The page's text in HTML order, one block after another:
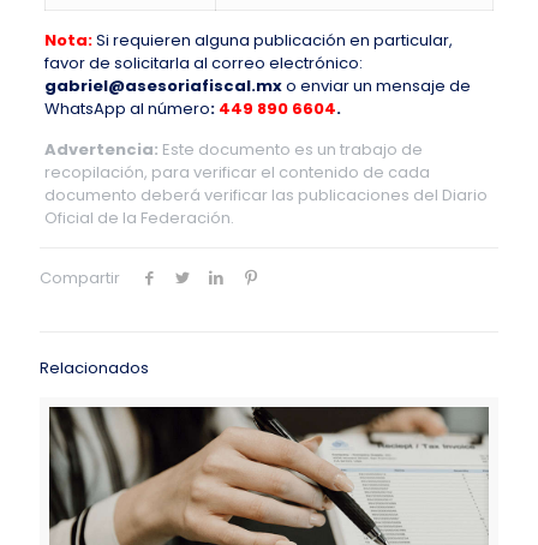
Nota:Si requieren alguna publicación en particular,
favor de solicitarla al correo electrónico:
gabriel@asesoriafiscal.mxo enviar un mensaje de
WhatsApp al número: 449 890 6604.
Advertencia: Este documento es un trabajo de
recopilación, para verificar el contenido de cada
documento deberá verificar las publicaciones del Diario
Oficial de la Federación.
Compartir
Relacionados